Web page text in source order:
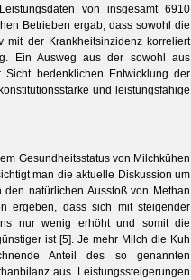
von insgesamt 6910
Betrieben ergab, dass sowohl die
mit der Krankheitsinzidenz korreliert
Ein Ausweg aus der sowohl aus
Sicht bedenklichen Entwicklung der
und leistungsfähige
Gesundheitsstatus von Milchkühen
man die aktuelle Diskussion um
natürlichen Ausstoß von Methan
ergeben, dass sich mit steigender
nur wenig erhöht und somit die
ist [5]. Je mehr Milch die Kuh
Anteil des so genannten
aus. Leistungssteigerungen